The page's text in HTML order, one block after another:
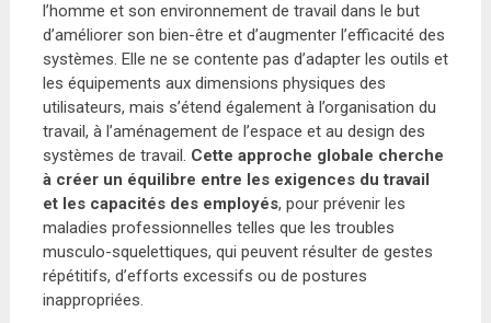
l’homme et son environnement de travail dans le but
d’améliorer son bien-être et d’augmenter l’efficacité des
systèmes. Elle ne se contente pas d’adapter les outils et
les équipements aux dimensions physiques des
utilisateurs, mais s’étend également à l’organisation du
travail, à l’aménagement de l’espace et au design des
systèmes de travail. Cette approche globale cherche
à créer un équilibre entre les exigences du travail
et les capacités des employés, pour prévenir les
maladies professionnelles telles que les troubles
musculo-squelettiques, qui peuvent résulter de gestes
répétitifs, d’efforts excessifs ou de postures
inappropriées.